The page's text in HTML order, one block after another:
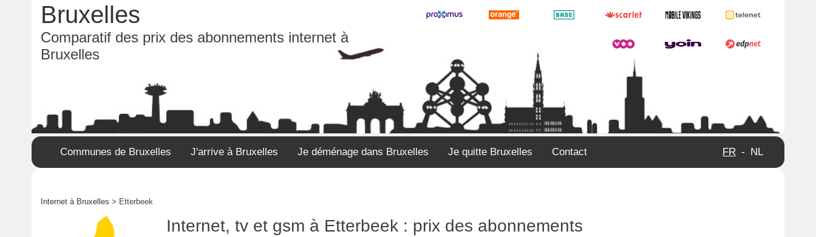
Bruxelles
Comparatif des prix des abonnements internet à
Bruxelles
Communes de Bruxelles J'arrive à Bruxelles Je déménage dans Bruxelles Je quitte Bruxelles Contact FR - NL
Internet à Bruxelles > Etterbeek
Internet, tv et gsm à Etterbeek : prix des abonnements